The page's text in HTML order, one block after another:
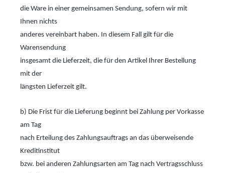
die Ware in einer gemeinsamen Sendung, sofern wir mit
Ihnen nichts
anderes vereinbart haben. In diesem Fall gilt für die
Warensendung
insgesamt die Lieferzeit, die für den Artikel Ihrer Bestellung
mit der
längsten Lieferzeit gilt.
b) Die Frist für die Lieferung beginnt bei Zahlung per Vorkasse
am Tag
nach Erteilung des Zahlungsauftrags an das überweisende
Kreditinstitut
bzw. bei anderen Zahlungsarten am Tag nach Vertragsschluss